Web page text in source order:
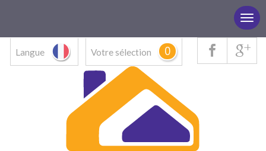
Langue Votre sélection 0